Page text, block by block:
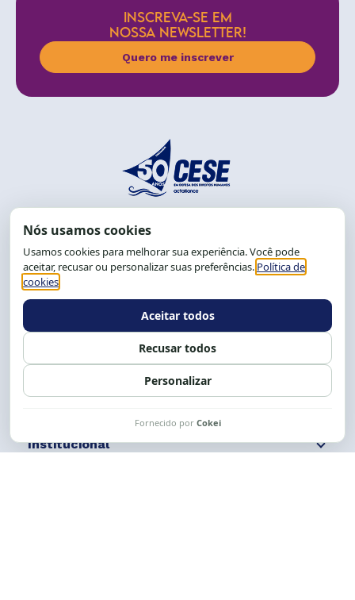
INSCREVA-SE EM
NOSSA NEWSLETTER!
Quero me inscrever
End.: R. da Graça, 150. Graça
CEP: 40.150-055
Salvador-BA, Brasil.
Tel.: (71) 2104-5457, Cel.: (71) 9 9239-2104 ou 2105
Expediente: 8h às 12h e 13 às 17h.
Siga nossas redes Fale conosco
Institucional